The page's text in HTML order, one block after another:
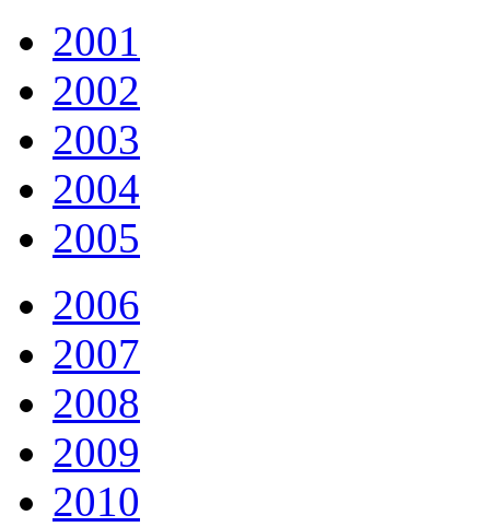
2001
2002
2003
2004
2005
2006
2007
2008
2009
2010